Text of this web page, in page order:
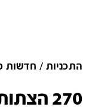
התכניות חדשות